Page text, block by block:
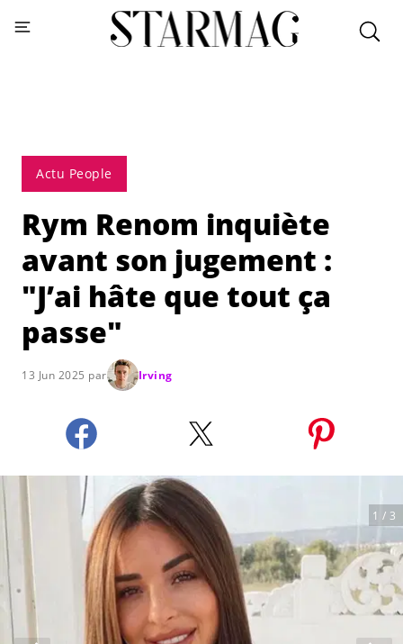
Actu People
Rym Renom inquiète
avant son jugement :
"J’ai hâte que tout ça
passe"
13 Jun 2025 par Irving
1 / 3